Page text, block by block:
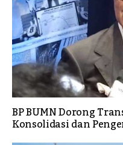
BP BUMN Dorong
Konsolidasi dan